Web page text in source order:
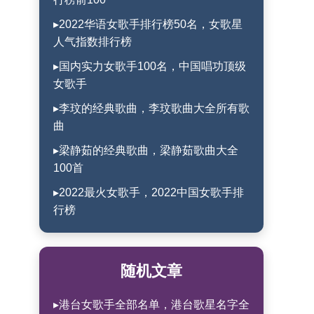
▸2022华语女歌手排行榜50名，女歌星
人气指数排行榜
▸国内实力女歌手100名，中国唱功顶级
女歌手
▸李玟的经典歌曲，李玟歌曲大全所有歌
曲
▸梁静茹的经典歌曲，梁静茹歌曲大全
100首
▸2022最火女歌手，2022中国女歌手排
行榜
随机文章
▸港台女歌手全部名单，港台歌星名字全